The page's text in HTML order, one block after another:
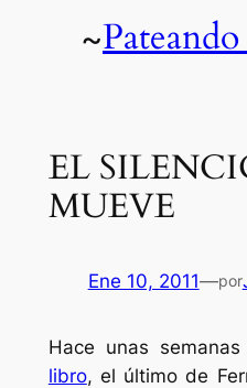
~
EL
MUEVE
Ene 10, 2011—por
Hace unas
libro, el último de